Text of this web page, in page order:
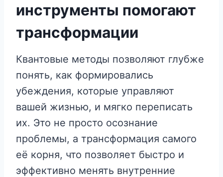
инструменты помогают
трансформации
Квантовые методы позволяют глубже
понять, как формировались
убеждения, которые управляют
вашей жизнью, и мягко переписать
их. Это не просто осознание
проблемы, а трансформация самого
её корня, что позволяет быстро и
эффективно менять внутренние